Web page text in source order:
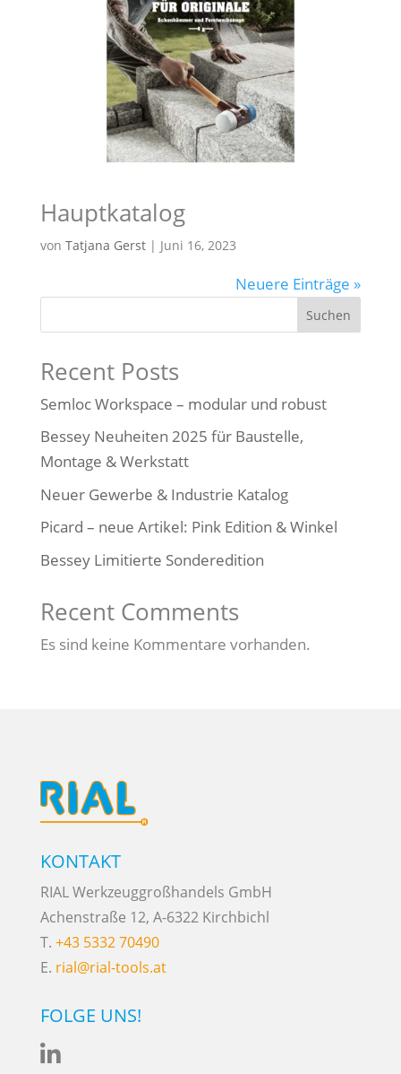
Hauptkatalog
von Tatjana Gerst| Juni 16, 2023
Neuere Einträge »
Suchen
Recent Posts
Semloc Workspace – modular und robust
Bessey Neuheiten 2025 für Baustelle,
Montage & Werkstatt
Neuer Gewerbe & Industrie Katalog
Picard – neue Artikel: Pink Edition & Winkel
Bessey Limitierte Sonderedition
Recent Comments
Es sind keine Kommentare vorhanden.
KONTAKT
RIAL Werkzeuggroßhandels GmbH
Achenstraße 12, A-6322 Kirchbichl
T. +43 5332 70490
E. rial@rial-tools.at
FOLGE UNS!
